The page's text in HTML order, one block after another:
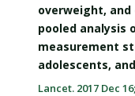
overweight, and
pooled analysis
measurement
adolescents,
Lancet. 2017 Dec